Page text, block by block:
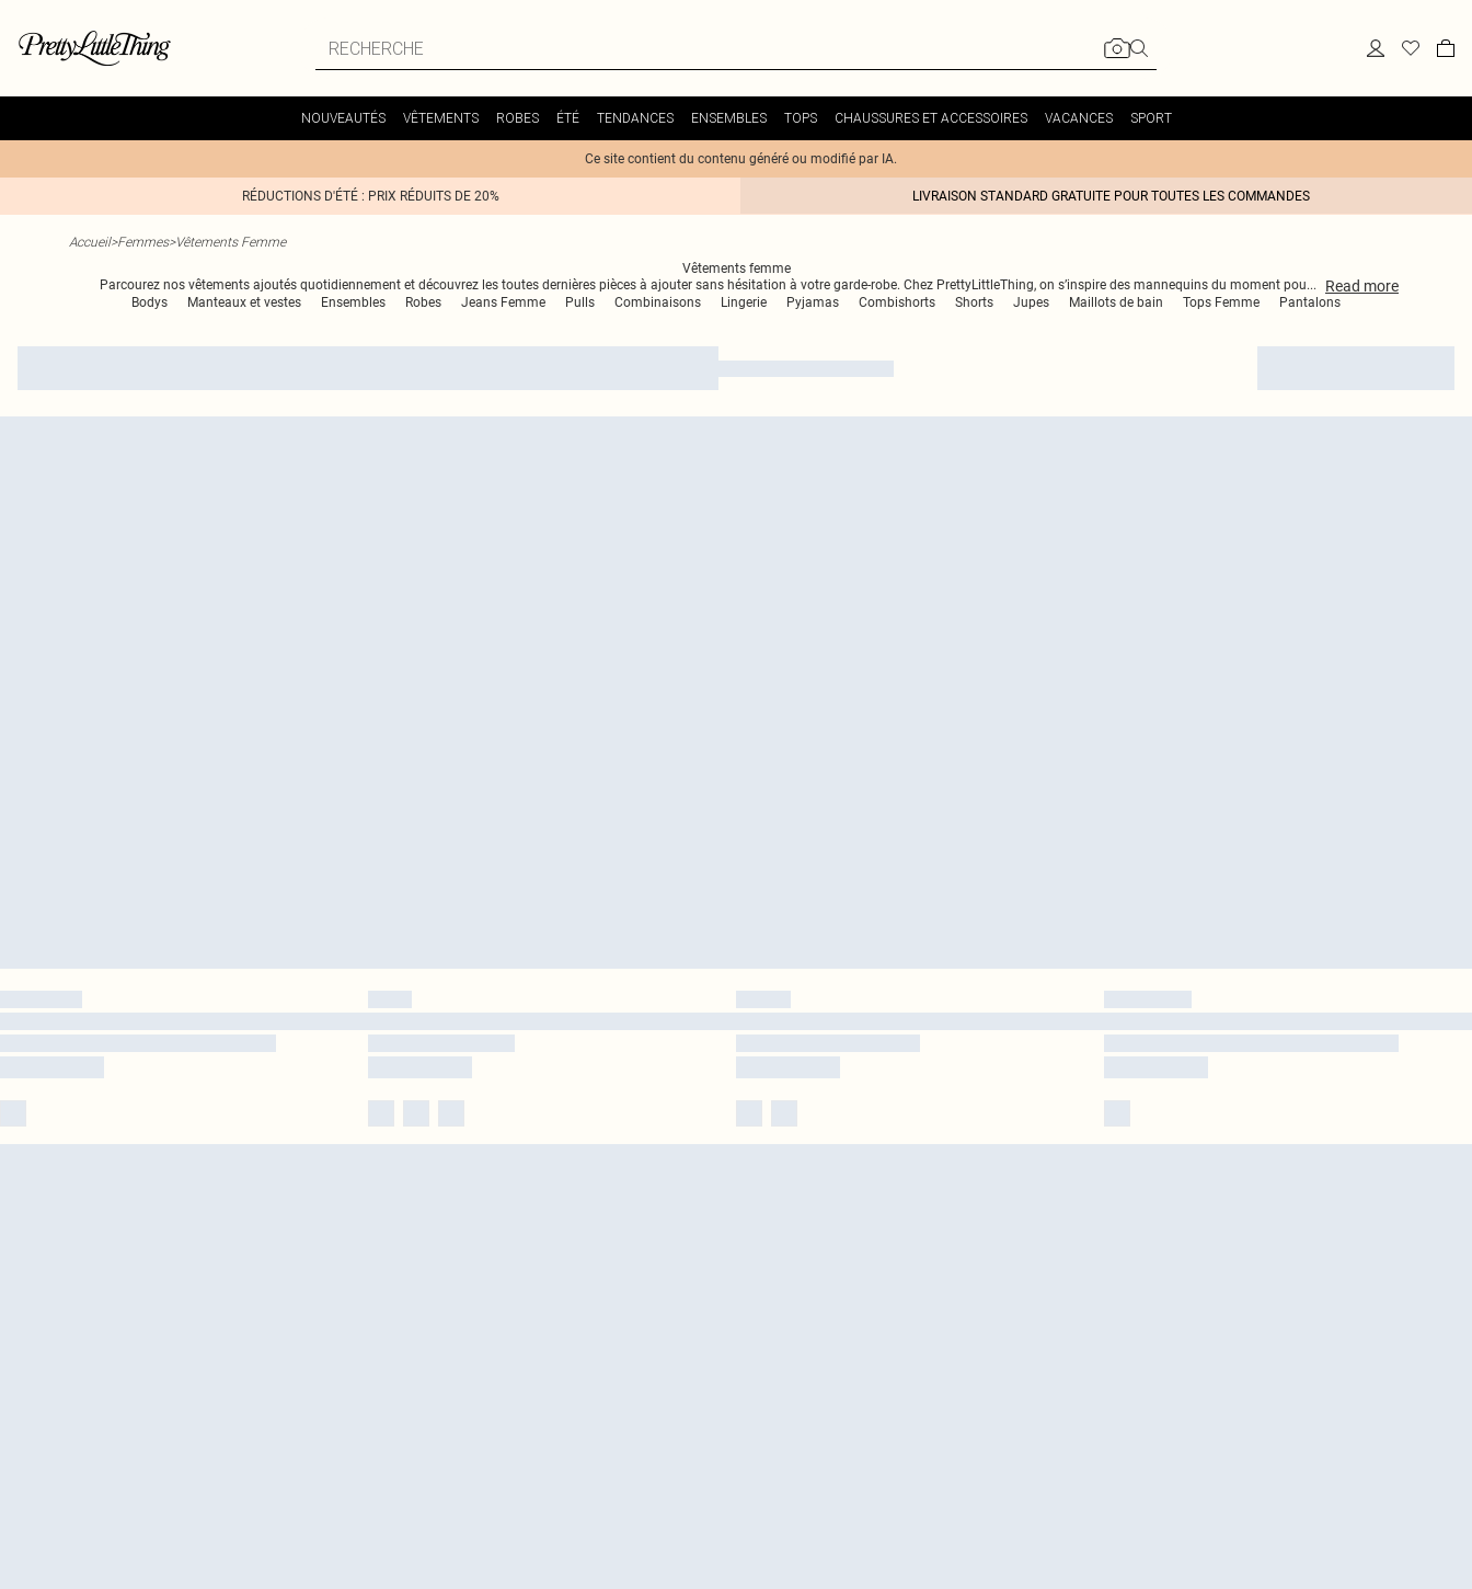
NOUVEAUTÉS VÊTEMENTS ROBES ÉTÉ TENDANCES ENSEMBLES TOPS CHAUSSURES ET ACCESSOIRES VACANCES SPORT
Ce site contient du contenu généré ou modifié par IA.
RÉDUCTIONS D'ÉTÉ : PRIX RÉDUITS DE 20% LIVRAISON STANDARD GRATUITE POUR TOUTES LES COMMANDES
Accueil>Femmes>Vêtements Femme
Vêtements femme
Parcourez nos vêtements ajoutés quotidiennement et découvrez les toutes dernières pièces à ajouter sans hésitation à votre garde-robe. Chez PrettyLittleThing, on s’inspire des mannequins du moment pou... Read more
Bodys Manteaux et vestes Ensembles Robes Jeans Femme Pulls Combinaisons Lingerie Pyjamas Combishorts Shorts Jupes Maillots de bain Tops Femme Pantalons